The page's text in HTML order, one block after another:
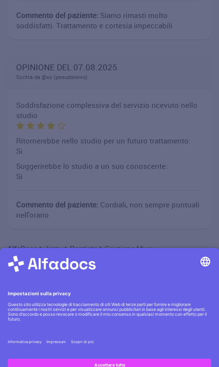
Commento del paziente: Siamo rimasti molto
soddisfatti. Trattamento e cortesia impeccabili
OPINIONE DEL 07.08.2025
Scritta da @xx (pseudonimo)
Soddisfazione complessiva del servizio ricevuto nello
studio
Ritornerebbe nello studio per un futuro trattamento:
Si
Suggerirebbe lo studio a un suo conoscente:
Si
Commento del paziente: Cordiali, non sempre puntuali
nell'orario
AlfaDocs Jerzu Dentista Cristiana Mura
Informativa privacy·|· Condizioni generali·|·
Scopri lasicurezza AlfaDocs